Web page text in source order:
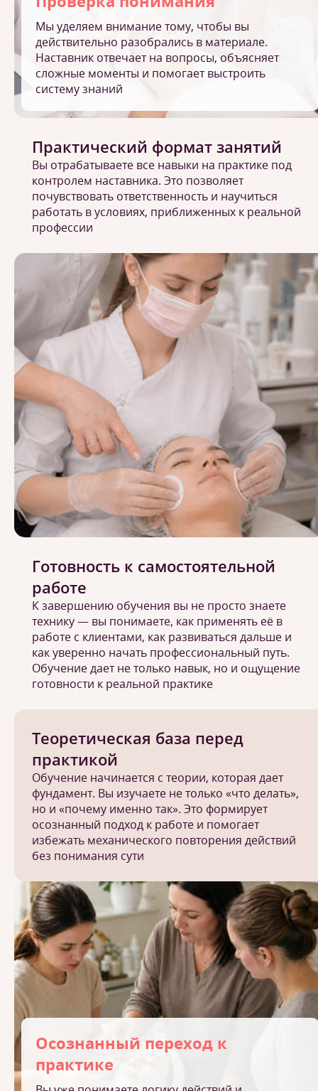
Мы уделяем внимание тому, чтобы вы
действительно разобрались в материале.
Наставник отвечает на вопросы, объясняет
сложные моменты и помогает выстроить
систему знаний
Теоретическая база перед
практикой
Обучение начинается с теории, которая дает
фундамент. Вы изучаете не только «что делать»,
но и «почему именно так». Это формирует
осознанный подход к работе и помогает
избежать механического повторения действий
без понимания сути
Осознанный переход к
практике
Практический формат занятий
Вы отрабатываете все навыки на практике под
контролем наставника. Это позволяет
почувствовать ответственность и научиться
работать в условиях, приближенных к реальной
профессии
Готовность к самостоятельной
работе
К завершению обучения вы не просто знаете
технику — вы понимаете, как применять её в
работе с клиентами, как развиваться дальше и
как уверенно начать профессиональный путь.
Обучение дает не только навык, но и ощущение
готовности к реальной практике